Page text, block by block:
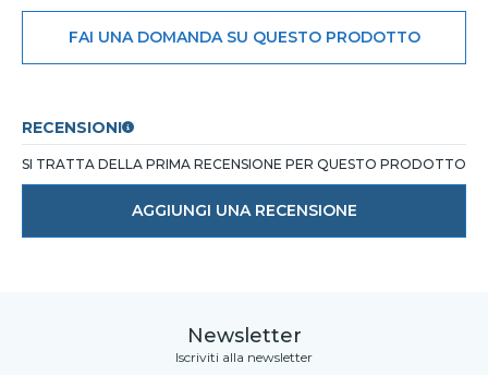
FAI UNA DOMANDA SU QUESTO PRODOTTO
RECENSIONI
SI TRATTA DELLA PRIMA RECENSIONE PER QUESTO PRODOTTO
AGGIUNGI UNA RECENSIONE
Newsletter
Iscriviti alla newsletter